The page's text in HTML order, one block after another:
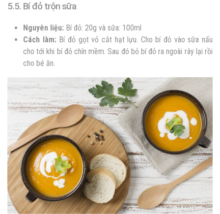
5.5. Bí đỏ trộn sữa
Nguyên liệu: Bí đỏ: 20g và sữa: 100ml
Cách làm: Bí đỏ gọt vỏ cắt hạt lựu. Cho bí đỏ vào sữa nấu
cho tới khi bí đỏ chín mềm. Sau đó bỏ bí đỏ ra ngoài rây lại rồi
cho bé ăn.